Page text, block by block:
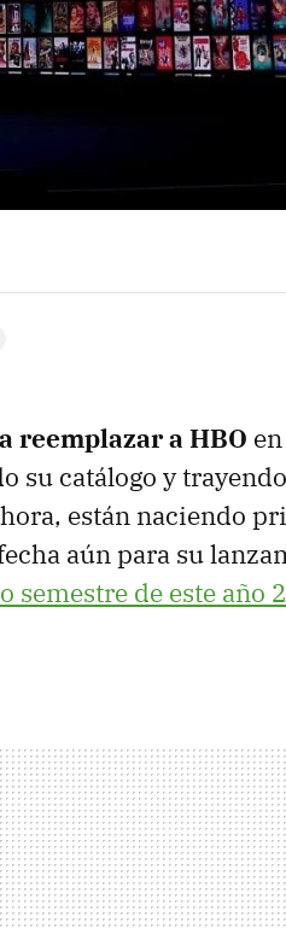
reemplazar a HBO
su catálogo y
están naciendo
aún para su
semestre de este año